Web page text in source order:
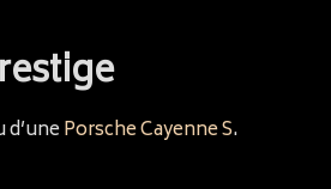
d’unePorsche Cayenne S.